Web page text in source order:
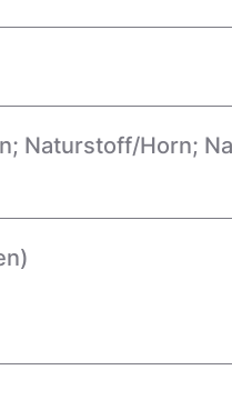
Naturstoff/Horn;